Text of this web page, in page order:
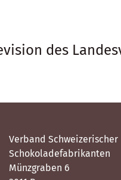
des
Verband Schweizerischer
Schokoladefabrikanten
Münzgraben 6